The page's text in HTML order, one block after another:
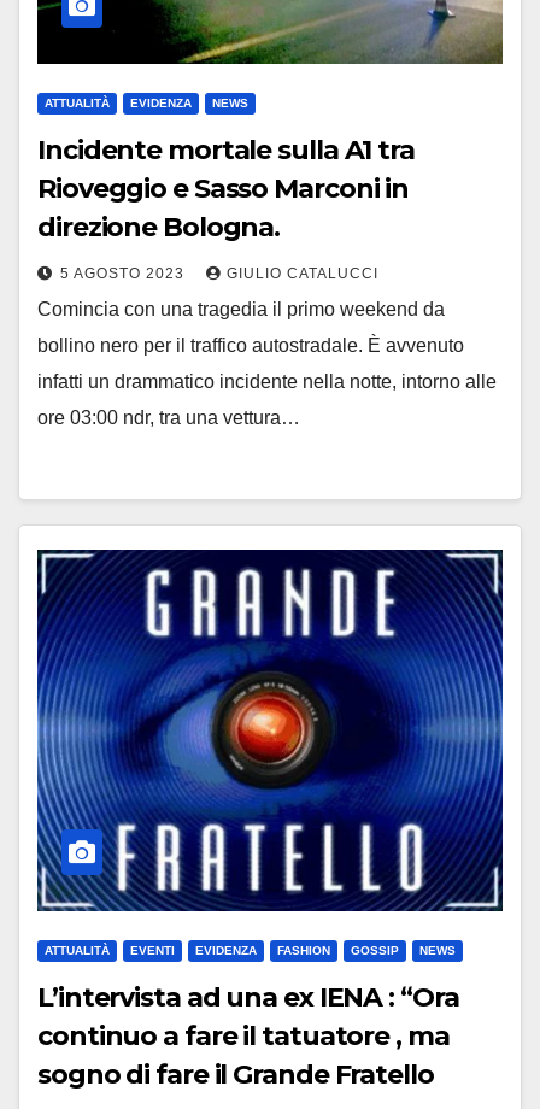
ATTUALITÀ EVIDENZA NEWS
Incidente mortale sulla A1 tra
Rioveggio e Sasso Marconi in
direzione Bologna.
5 AGOSTO 2023 GIULIO CATALUCCI
Comincia con una tragedia il primo weekend da
bollino nero per il traffico autostradale. È avvenuto
infatti un drammatico incidente nella notte, intorno alle
ore 03:00 ndr, tra una vettura…
ATTUALITÀ EVENTI EVIDENZA FASHION GOSSIP NEWS
L’intervista ad una ex IENA : “Ora
continuo a fare il tatuatore , ma
sogno di fare il Grande Fratello